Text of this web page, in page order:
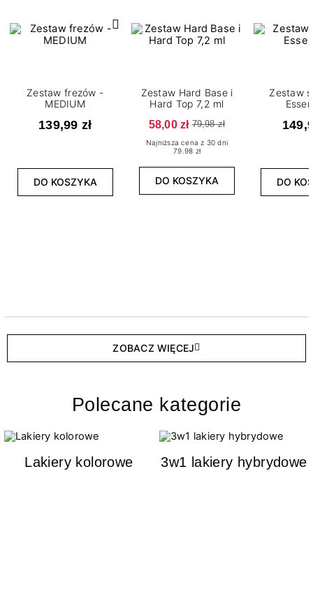
Zestaw frezów -
MEDIUM
139,99 zł
DO KOSZYKA
Zestaw Hard Base i
Hard Top 7,2 ml
58,00 zł 79,98 zł
Najniższa cena z 30 dni
79.98 zł
DO KOSZYKA
Zestaw
DO
ZOBACZ WIĘCEJ
Polecane kategorie
Lakiery kolorowe 3w1 lakiery hybrydowe